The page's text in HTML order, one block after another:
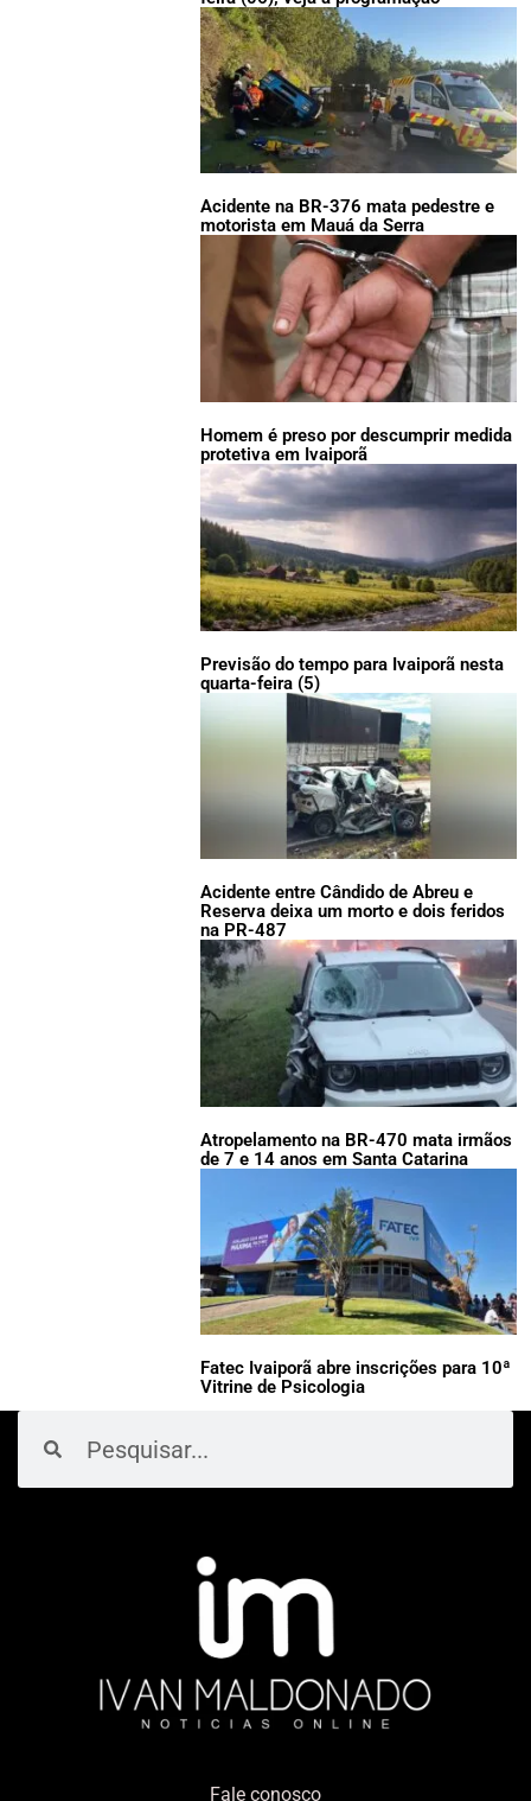
Acidente na BR-376 mata pedestre e
motorista em Mauá da Serra
Homem é preso por descumprir medida
protetiva em Ivaiporã
Previsão do tempo para Ivaiporã nesta
quarta-feira (5)
Acidente entre Cândido de Abreu e
Reserva deixa um morto e dois feridos
na PR-487
Atropelamento na BR-470 mata irmãos
de 7 e 14 anos em Santa Catarina
Fatec Ivaiporã abre inscrições para 10ª
Vitrine de Psicologia
Fale conosco